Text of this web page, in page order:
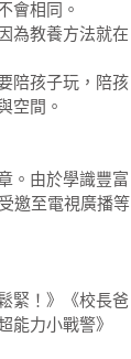
地怨嘆：「哎
？」
同理的角度成
會相同。
為教養方法就在
陪孩子玩，陪孩
空間。
。由於學識豐富
邀至電視廣播等
緊！》《校長爸
能力小戰警》